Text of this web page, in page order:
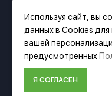
Фирменный магазин Festool
ИНФОРМАЦИЯ
Используя сайт, вы
данных в Cookies для
вашей
предусмотренных
Я СОГЛАСЕН